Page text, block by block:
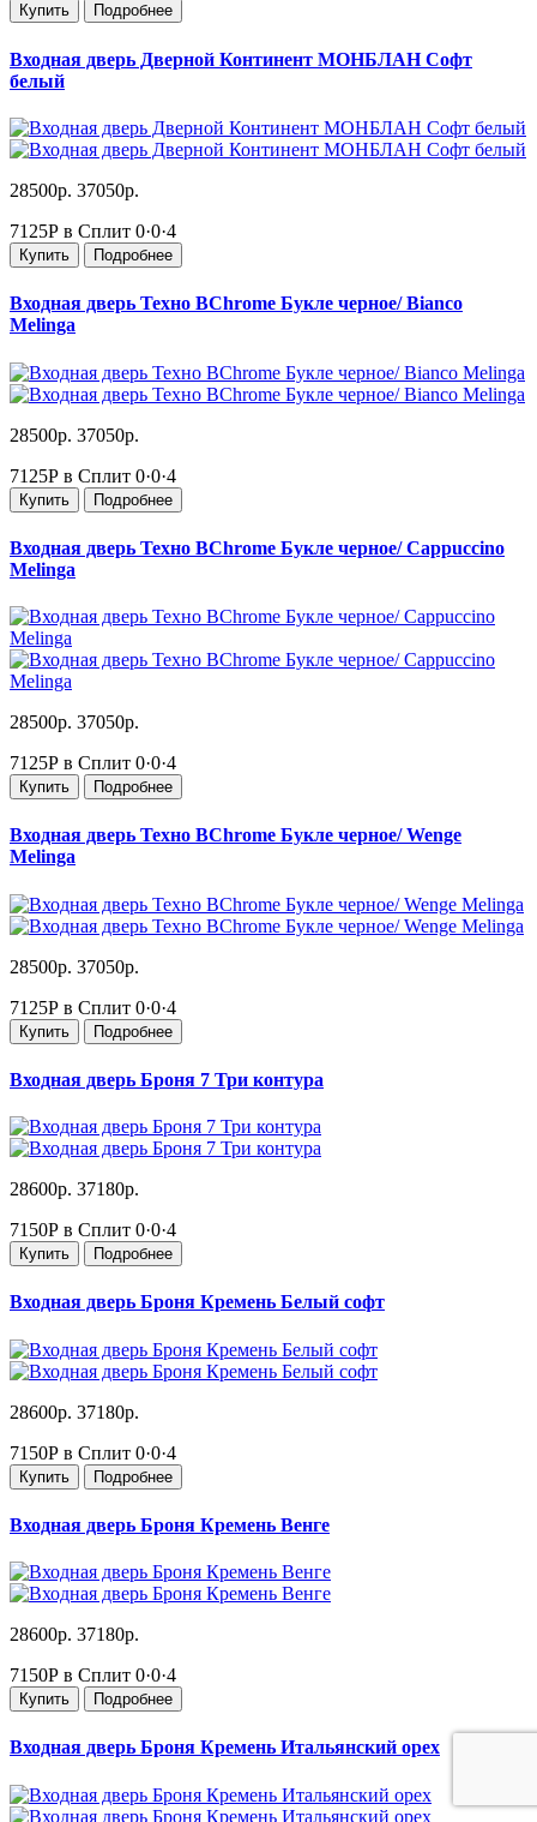
Купить Подробнее
Входная дверь Дверной Континент МОНБЛАН Софт
белый
28500р. 37050р.
7125Р в Сплит 0·0·4
Купить Подробнее
Входная дверь Техно BChrome Букле черное/ Bianco
Melinga
28500р. 37050р.
7125Р в Сплит 0·0·4
Купить Подробнее
Входная дверь Техно BChrome Букле черное/ Cappuccino
Melinga
28500р. 37050р.
7125Р в Сплит 0·0·4
Купить Подробнее
Входная дверь Техно BChrome Букле черное/ Wenge
Melinga
28500р. 37050р.
7125Р в Сплит 0·0·4
Купить Подробнее
Входная дверь Броня 7 Три контура
28600р. 37180р.
7150Р в Сплит 0·0·4
Купить Подробнее
Входная дверь Броня Кремень Белый софт
28600р. 37180р.
7150Р в Сплит 0·0·4
Купить Подробнее
Входная дверь Броня Кремень Венге
28600р. 37180р.
7150Р в Сплит 0·0·4
Купить Подробнее
Входная дверь Броня Кремень Итальянский орех